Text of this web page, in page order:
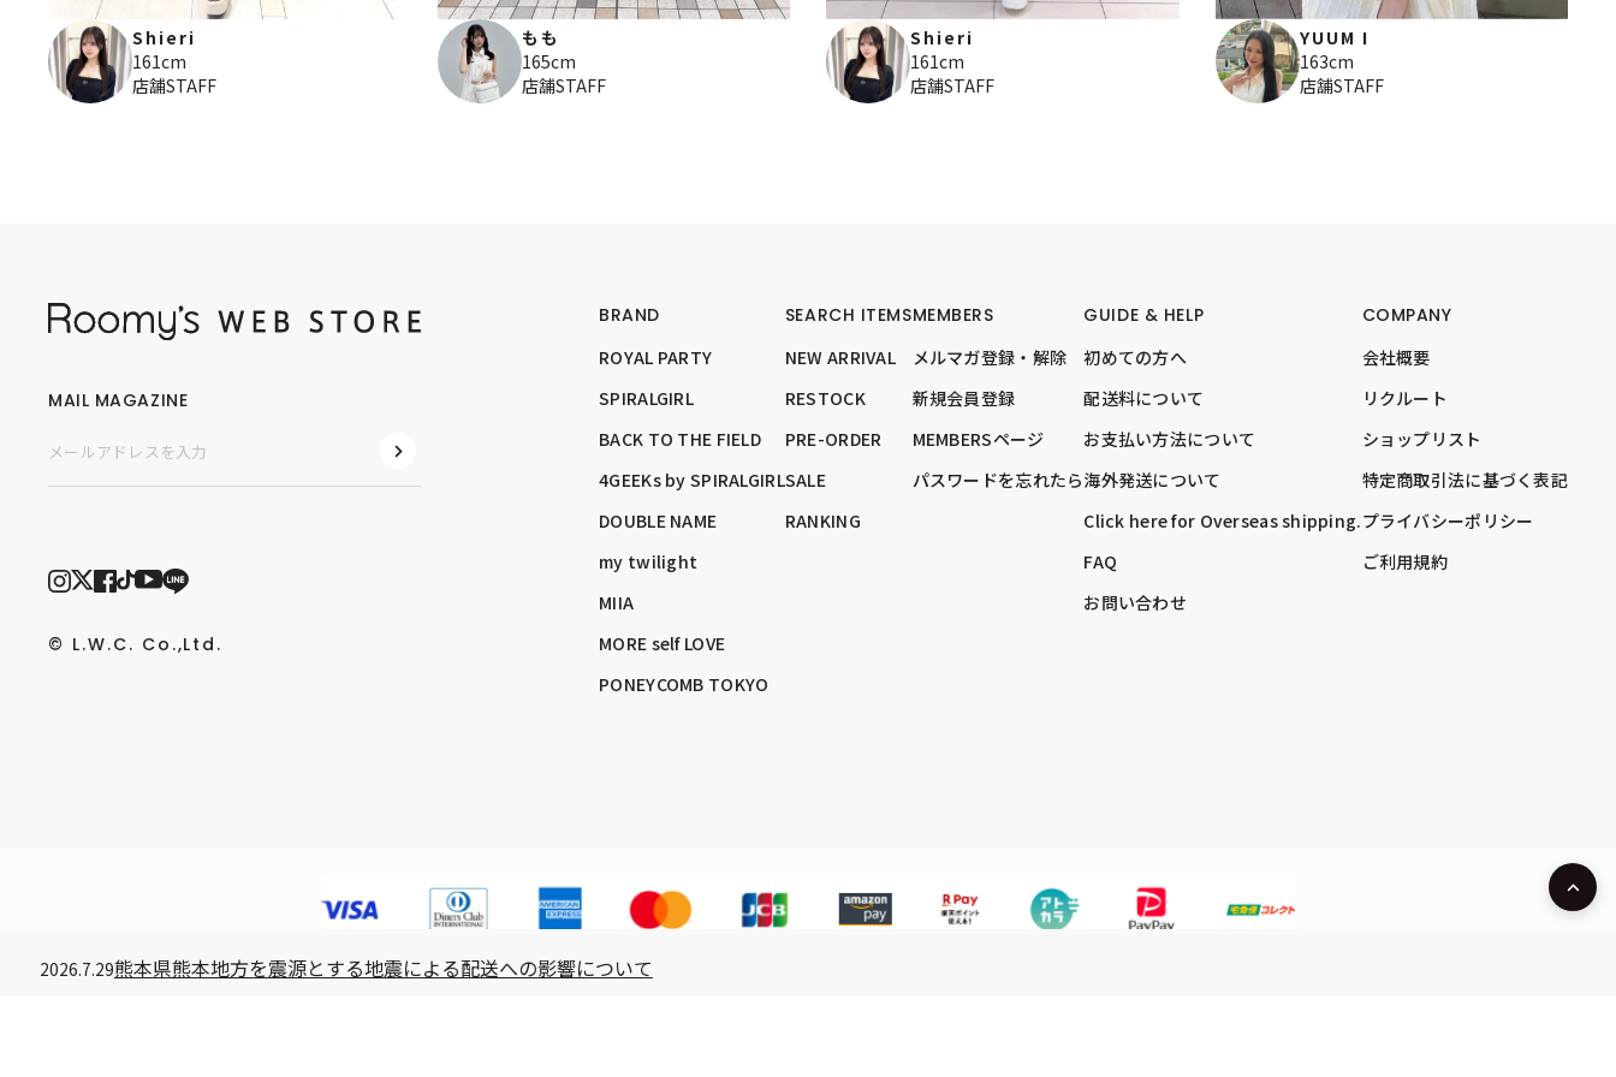
2026.7.29熊本県熊本地方を震源とする地震による配送への影響について
Shieri
161cm
店舗STAFF
もも
165cm
店舗STAFF
Shieri
161cm
店舗STAFF
YUUM I
163cm
店舗STAFF
BRAND
ROYAL PARTY
SPIRALGIRL
BACK TO THE FIELD
4GEEKs by SPIRALGIRL
DOUBLE NAME
my twilight
MIIA
MORE self LOVE
PONEYCOMB TOKYO
SEARCH ITEMS
NEW ARRIVAL
RESTOCK
PRE-ORDER
SALE
RANKING
MEMBERS
メルマガ登録・解除
新規会員登録
MEMBERSページ
パスワードを忘れたら
GUIDE & HELP
初めての方へ
配送料について
お支払い方法について
海外発送について
Click here for Overseas shipping.
FAQ
お問い合わせ
COMPANY
会社概要
リクルート
ショップリスト
特定商取引法に基づく表記
プライバシーポリシー
ご利用規約
MAIL MAGAZINE
© L.W.C. Co.,Ltd.